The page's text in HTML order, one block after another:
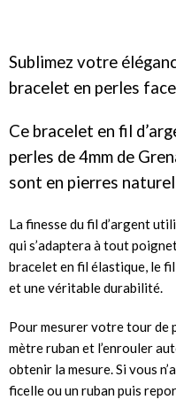
Sublimez votre
bracelet en perles
Ce bracelet en fil
perles de 4mm de
sont en pierres
La finesse du fil d’argent
qui s’adaptera à tout
bracelet en fil élastique, le
et une véritable durabilité.
Pour mesurer votre tour de
mètre ruban et l’enrouler
obtenir la mesure. Si vous
ficelle ou un ruban puis